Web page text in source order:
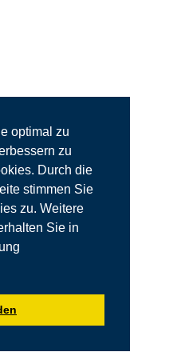
optimal zu
zu
Durch die
stimmen Sie
zu. Weitere
Sie in